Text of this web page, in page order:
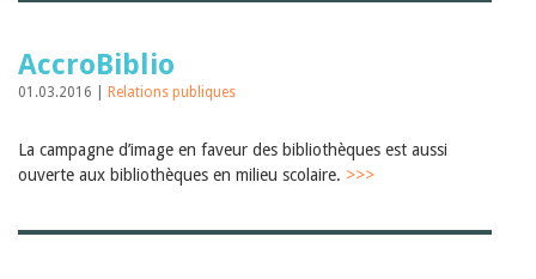
2019
2018
2015
2014
AccroBiblio
01.03.2016 | Relations publiques
La campagne d’image en faveur des bibliothèques est aussi
ouverte aux bibliothèques en milieu scolaire. >>>